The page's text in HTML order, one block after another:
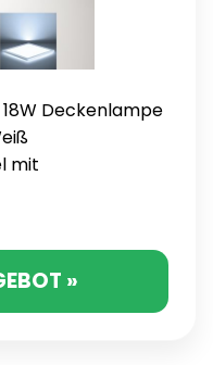
18W Deckenlampe
mit
»